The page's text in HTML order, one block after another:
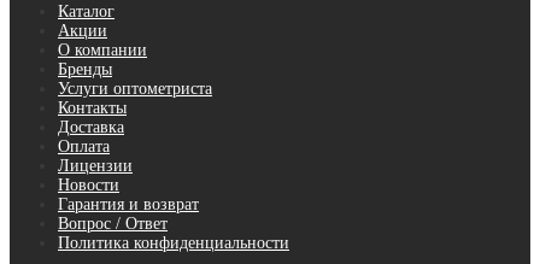
Каталог
Акции
О компании
Бренды
Услуги оптометриста
Контакты
Доставка
Оплата
Лицензии
Новости
Гарантия и возврат
Вопрос / Ответ
Политика конфиденциальности